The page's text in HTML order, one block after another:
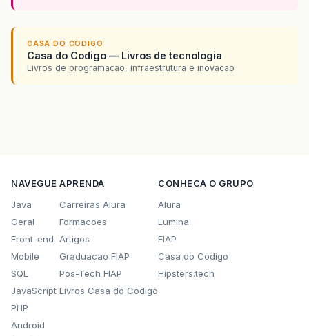
CASA DO CODIGO
Casa do Codigo — Livros de tecnologia
Livros de programacao, infraestrutura e inovacao
NAVEGUE
Java
Geral
Front-end
Mobile
SQL
JavaScript
PHP
Android
APRENDA
Carreiras Alura
Formacoes
Artigos
Graduacao FIAP
Pos-Tech FIAP
Livros Casa do Codigo
CONHECA O GRUPO
Alura
Lumina
FIAP
Casa do Codigo
Hipsters.tech